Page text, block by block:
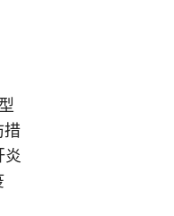
措
炎